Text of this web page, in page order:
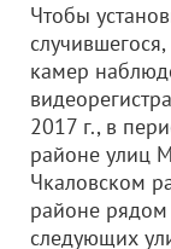
Чтобы
камер
2017 г., в
районе улиц
Чкаловском
районе
следующих